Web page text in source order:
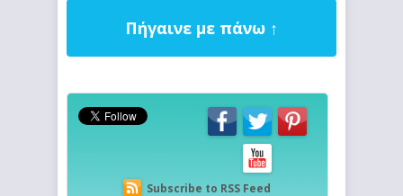
Πήγαινε με πάνω ↑
Subscribe to RSS Feed